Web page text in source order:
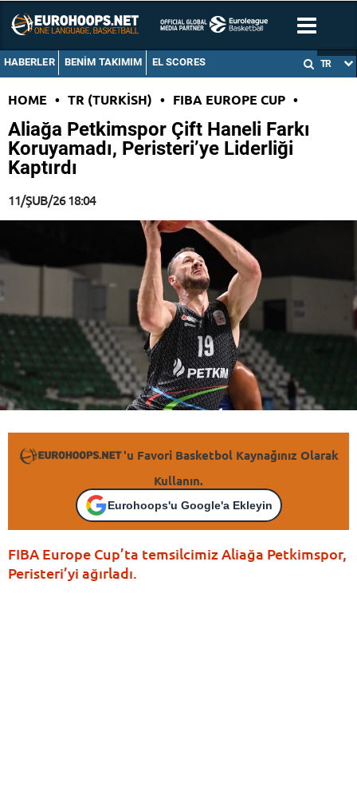
HABERLER BENIM TAKIMIM EL SCORES TR
HOME • TR (TURKISH) • FIBA EUROPE CUP •
Aliağa Petkimspor Çift Haneli Farkı
Koruyamadı, Peristeri’ye Liderliği
Kaptırdı
11/ŞUB/26 18:04
'u Favori Basketbol Kaynağınız Olarak
Kullanın.
Eurohoops'u Google'a Ekleyin
FIBA Europe Cup’ta temsilcimiz Aliağa Petkimspor,
Peristeri’yi ağırladı.